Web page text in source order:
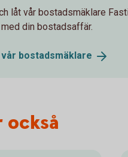
låt vår bostadsmäklare
din bostadsaffär.
bostadsmäklare
också